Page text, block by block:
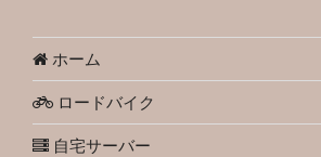
ホーム
ロードバイク
自宅サーバー